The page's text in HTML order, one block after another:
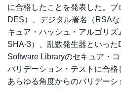
に合格したことを発表した。ブ
DES）、デジタル署名（RSA
キュア・ハッシュ・アルゴリズ
SHA-3）、乱数発生器といっ
Software Libraryのセキュア・
バリデーション・テストに合
あらゆる角度からのバリデーシ